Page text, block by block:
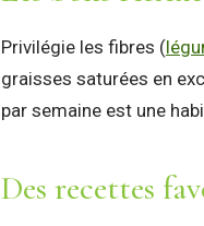
Privilégie les fibres (
graisses saturées en
par semaine est une
Des recettes